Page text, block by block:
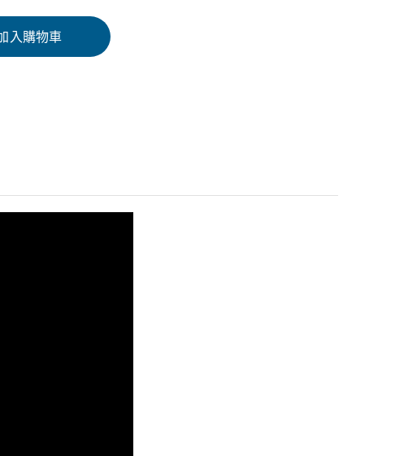
入購物車